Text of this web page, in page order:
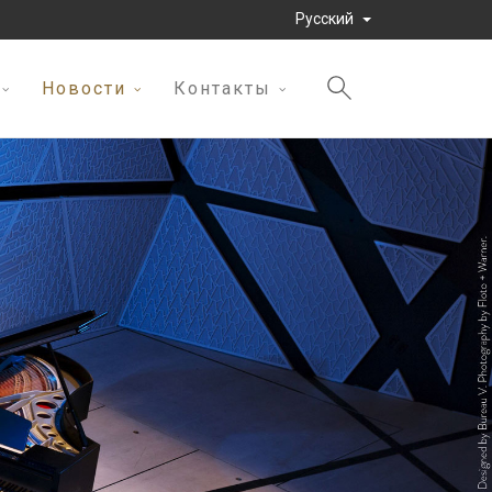
Pусский
Новости Контакты